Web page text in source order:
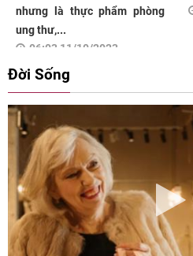
nhưng là thực phẩm phòng
ung thư,...
06:03 11/10/2023
Đời Sống